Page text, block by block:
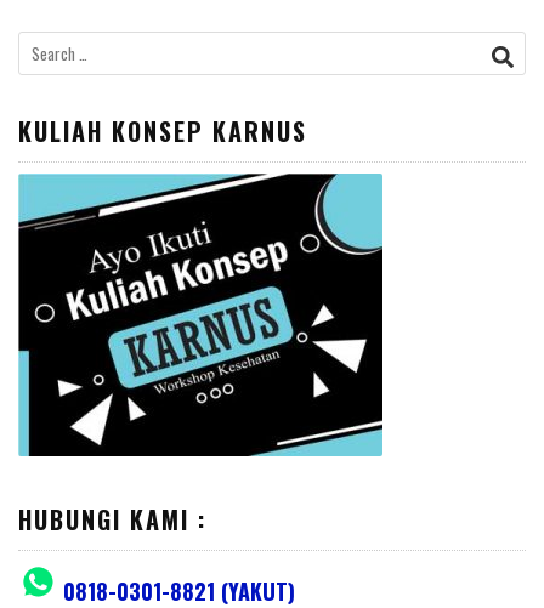
Search
for:
KULIAH KONSEP KARNUS
HUBUNGI KAMI :
0818-0301-8821 (YAKUT)